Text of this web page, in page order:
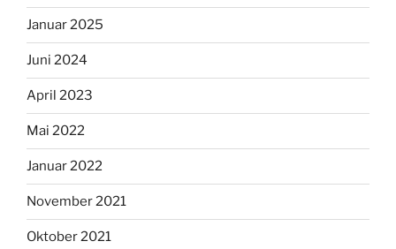
Januar 2025
Juni 2024
April 2023
Mai 2022
Januar 2022
November 2021
Oktober 2021